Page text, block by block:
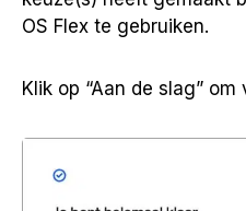
OS Flex te gebruiken.
Klik op “Aan de slag”